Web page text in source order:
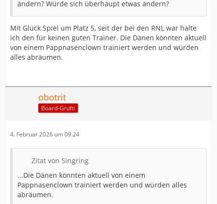
ändern? Würde sich überhaupt etwas ändern?
Mit Glück Spiel um Platz 5, seit der bei den RNL war halte
ich den für keinen guten Trainer. Die Dänen könnten aktuell
von einem Pappnasenclown trainiert werden und würden
alles abräumen.
obotrit
Board-Grufti
4. Februar 2026 um 09:24
Zitat von Singring
...Die Dänen könnten aktuell von einem
Pappnasenclown trainiert werden und würden alles
abräumen.